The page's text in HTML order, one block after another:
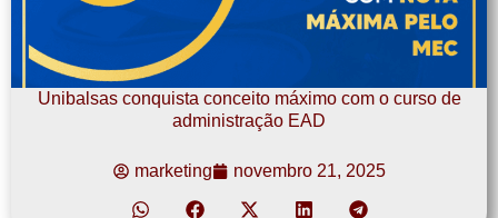
Unibalsas conquista conceito máximo com o curso de
administração EAD
marketing novembro 21, 2025